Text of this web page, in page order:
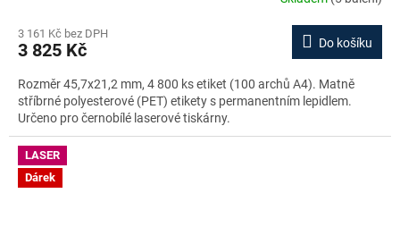
M
A
3 161 Kč bez DPH
3 825 Kč Do košíku
Rozměr 45,7x21,2 mm, 4 800 ks etiket (100 archů A4). Matně
stříbrné polyesterové (PET) etikety s permanentním lepidlem.
Určeno pro černobílé laserové tiskárny.
LASER
Dárek